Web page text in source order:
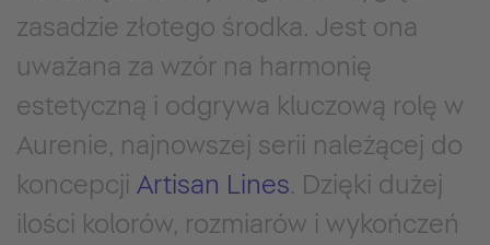
zasadzie złotego środka. Jest ona
uważana za wzór na harmonię
estetyczną i odgrywa kluczową rolę w
Aurenie, najnowszej serii należącej do
koncepcji Artisan Lines. Dzięki dużej
ilości kolorów, rozmiarów i wykończeń